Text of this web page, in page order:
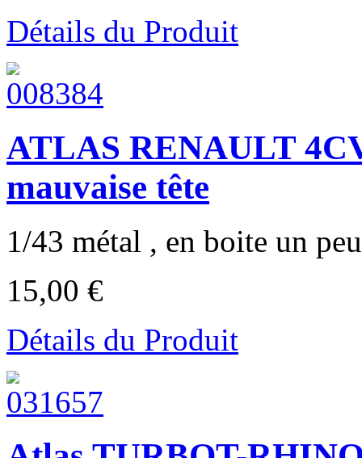
Détails du Produit
ATLAS RENAULT
mauvaise tête
1/43 métal , en boite un
15,00 €
Détails du Produit